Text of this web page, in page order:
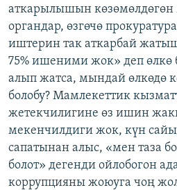
аткарылышын көзөмөлдөгөн
органдар, өзгөчө
иштерин так аткарбай
75% ишеними жок» деп
алып жатса, мындай өлкөдө
болобу? Мамлекеттик
жетекчилигине өз ишин
мекенчилдиги жок, күн
сапатынан алыс, «мен таза
болот» дегенди ойлобогон
коррупцияны жоюуга чоң